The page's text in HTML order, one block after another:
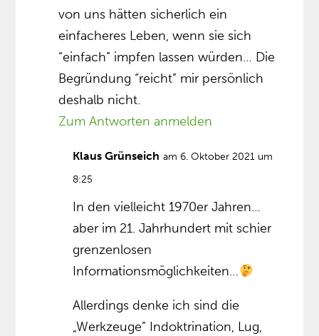
von uns hätten sicherlich ein
einfacheres Leben, wenn sie sich
“einfach” impfen lassen würden… Die
Begründung “reicht” mir persönlich
deshalb nicht.
Zum Antworten anmelden
Klaus Grünseich am 6. Oktober 2021 um
8:25
In den vielleicht 1970er Jahren…
aber im 21. Jahrhundert mit schier
grenzenlosen
Informationsmöglichkeiten…
Allerdings denke ich sind die
„Werkzeuge” Indoktrination, Lug,